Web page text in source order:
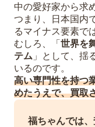
中の愛好家から求
つまり、日本国内
るマイナス要素で
むしろ、「 世界を
テム 」として、揺
いるのです。
高い専門性を持つ
めたうえで、買取
福ちゃんでは